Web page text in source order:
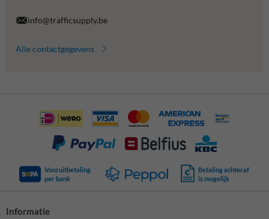
info@trafficsupply.be
Alle contactgegevens
Vooruitbetaling
per bank
Betaling achteraf
is mogelijk
Informatie